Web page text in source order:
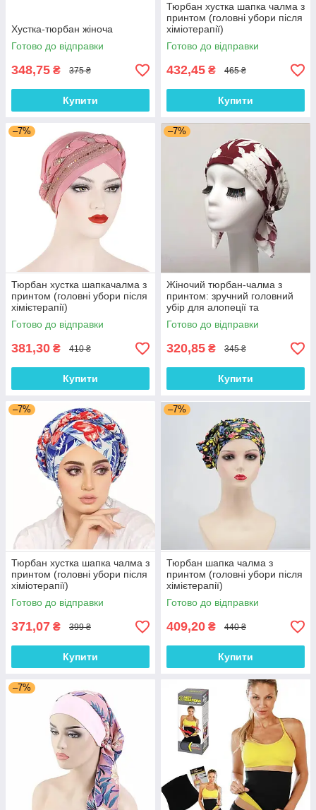
Хустка-тюрбан жіноча
Готово до відправки
348,75 ₴ 375 ₴
Купити
Тюрбан хустка шапка чалма з
принтом (головні убори після
хіміотерапії)
Готово до відправки
432,45 ₴ 465 ₴
Купити
–7%
Тюрбан хустка шапкачалма з
принтом (головні убори після
хімієтерапії)
Готово до відправки
381,30 ₴ 410 ₴
Купити
–7%
Жіночий тюрбан-чалма з
принтом: зручний головний
убір для алопеції та
відновлення після
хімієтерапії
Готово до відправки
320,85 ₴ 345 ₴
Купити
–7%
Тюрбан хустка шапка чалма з
принтом (головні убори після
хіміотерапії)
Готово до відправки
371,07 ₴ 399 ₴
Купити
–7%
Тюрбан шапка чалма з
принтом (головні убори після
хімієтерапії)
Готово до відправки
409,20 ₴ 440 ₴
Купити
–7%